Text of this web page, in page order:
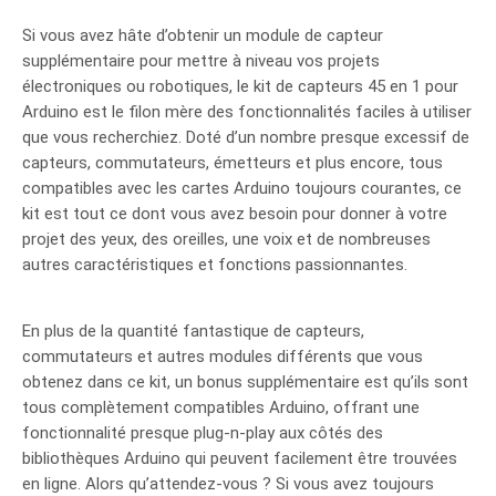
Si vous avez hâte d’obtenir un module de capteur
supplémentaire pour mettre à niveau vos projets
électroniques ou robotiques, le kit de capteurs 45 en 1 pour
Arduino est le filon mère des fonctionnalités faciles à utiliser
que vous recherchiez. Doté d’un nombre presque excessif de
capteurs, commutateurs, émetteurs et plus encore, tous
compatibles avec les cartes Arduino toujours courantes, ce
kit est tout ce dont vous avez besoin pour donner à votre
projet des yeux, des oreilles, une voix et de nombreuses
autres caractéristiques et fonctions passionnantes.
En plus de la quantité fantastique de capteurs,
commutateurs et autres modules différents que vous
obtenez dans ce kit, un bonus supplémentaire est qu’ils sont
tous complètement compatibles Arduino, offrant une
fonctionnalité presque plug-n-play aux côtés des
bibliothèques Arduino qui peuvent facilement être trouvées
en ligne. Alors qu’attendez-vous ? Si vous avez toujours